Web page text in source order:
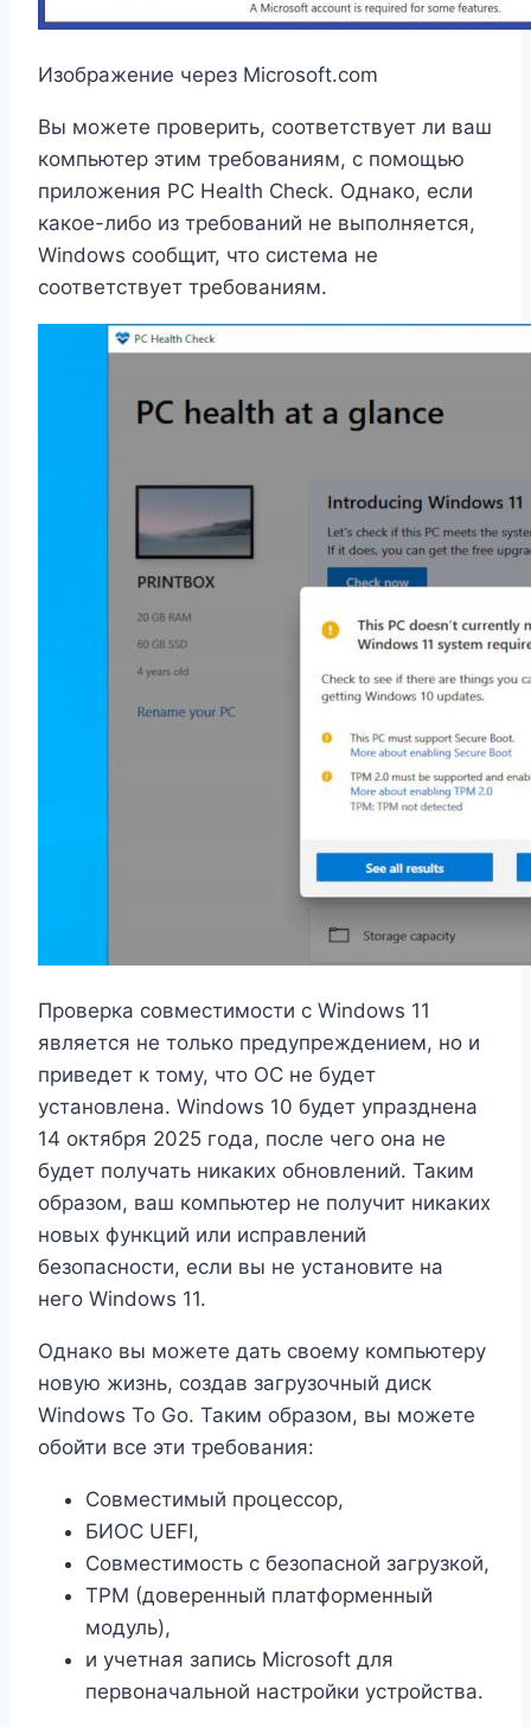
Изображение через Microsoft.com
Вы можете проверить, соответствует ли ваш
компьютер этим требованиям, с помощью
приложения PC Health Check. Однако, если
какое-либо из требований не выполняется,
Windows сообщит, что система не
соответствует требованиям.
Проверка совместимости с Windows 11
является не только предупреждением, но и
приведет к тому, что ОС не будет
установлена. Windows 10 будет упразднена
14 октября 2025 года, после чего она не
будет получать никаких обновлений. Таким
образом, ваш компьютер не получит никаких
новых функций или исправлений
безопасности, если вы не установите на
него Windows 11.
Однако вы можете дать своему компьютеру
новую жизнь, создав загрузочный диск
Windows To Go. Таким образом, вы можете
обойти все эти требования:
Совместимый процессор,
БИОС UEFI,
Совместимость с безопасной загрузкой,
TPM (доверенный платформенный
модуль),
и учетная запись Microsoft для
первоначальной настройки устройства.